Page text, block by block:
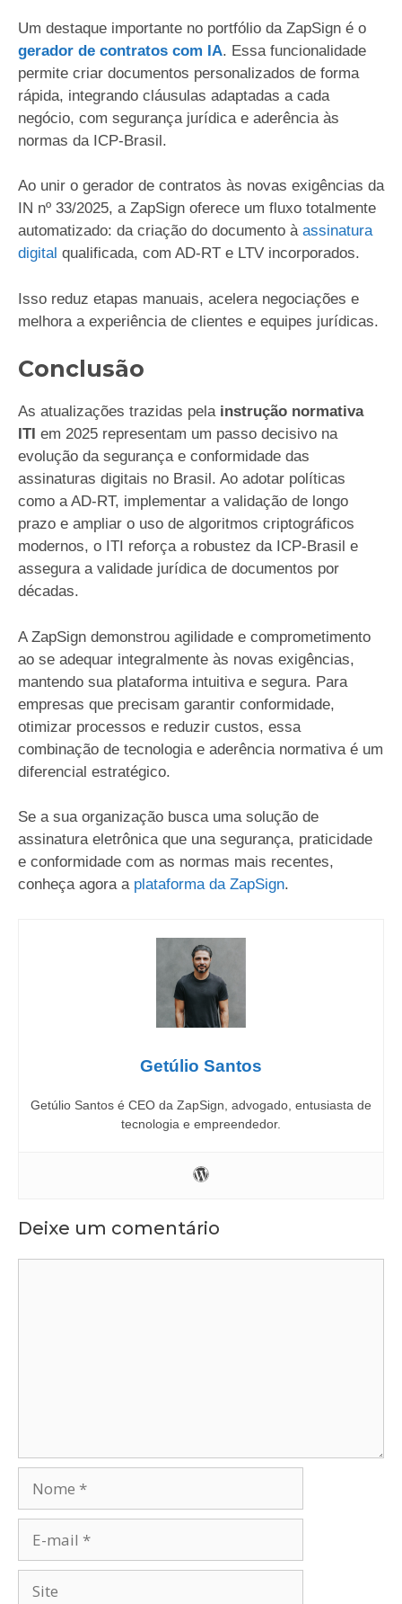
Um destaque importante no portfólio da ZapSign é o
gerador de contratos com IA. Essa funcionalidade
permite criar documentos personalizados de forma
rápida, integrando cláusulas adaptadas a cada
negócio, com segurança jurídica e aderência às
normas da ICP-Brasil.
Ao unir o gerador de contratos às novas exigências da
IN nº 33/2025, a ZapSign oferece um fluxo totalmente
automatizado: da criação do documento àassinatura
digital qualificada, com AD-RT e LTV incorporados.
Isso reduz etapas manuais, acelera negociações e
melhora a experiência de clientes e equipes jurídicas.
Conclusão
As atualizações trazidas pela instrução normativa
ITI em 2025 representam um passo decisivo na
evolução da segurança e conformidade das
assinaturas digitais no Brasil. Ao adotar políticas
como a AD-RT, implementar a validação de longo
prazo e ampliar o uso de algoritmos criptográficos
modernos, o ITI reforça a robustez da ICP-Brasil e
assegura a validade jurídica de documentos por
décadas.
A ZapSign demonstrou agilidade e comprometimento
ao se adequar integralmente às novas exigências,
mantendo sua plataforma intuitiva e segura. Para
empresas que precisam garantir conformidade,
otimizar processos e reduzir custos, essa
combinação de tecnologia e aderência normativa é um
diferencial estratégico.
Se a sua organização busca uma solução de
assinatura eletrônica que una segurança, praticidade
e conformidade com as normas mais recentes,
conheça agora aplataforma da ZapSign.
Getúlio Santos
Getúlio Santos é CEO da ZapSign, advogado, entusiasta de
tecnologia e empreendedor.
Deixe um comentário